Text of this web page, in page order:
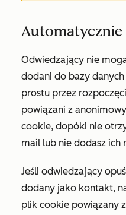
Odwiedzający nie
dodani do bazy
prostu przez
powiązani z
cookie, dopóki nie
mail lub nie dodasz ich
Jeśli odwiedzający
dodany jako kontakt,
plik cookie powiązany